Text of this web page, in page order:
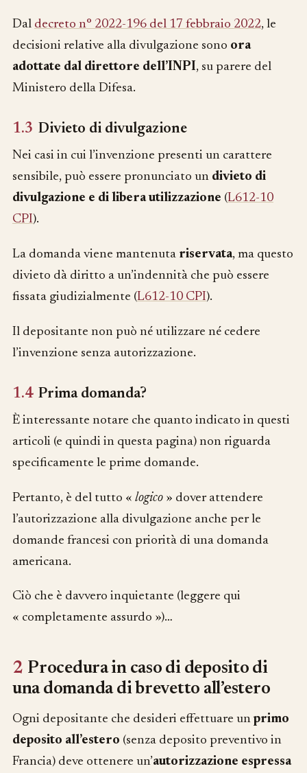
Dal decreto n° 2022-196 del 17 febbraio 2022, le
decisioni relative alla divulgazione sono ora
adottate dal direttore dell’INPI, su parere del
Ministero della Difesa.
1.3 Divieto di divulgazione
Nei casi in cui l’invenzione presenti un carattere
sensibile, può essere pronunciato un divieto di
divulgazione e di libera utilizzazione (L612-10
CPI).
La domanda viene mantenuta riservata, ma questo
divieto dà diritto a un’indennità che può essere
fissata giudizialmente (L612-10 CPI).
Il depositante non può né utilizzare né cedere
l’invenzione senza autorizzazione.
1.4 Prima domanda?
È interessante notare che quanto indicato in questi
articoli (e quindi in questa pagina) non riguarda
specificamente le prime domande.
Pertanto, è del tutto « logico » dover attendere
l’autorizzazione alla divulgazione anche per le
domande francesi con priorità di una domanda
americana.
Ciò che è davvero inquietante (leggere qui
« completamente assurdo »)…
2 Procedura in caso di deposito di
una domanda di brevetto all’estero
Ogni depositante che desideri effettuare unprimo
deposito all’estero (senza deposito preventivo in
Francia) deve ottenere un’autorizzazione espressa